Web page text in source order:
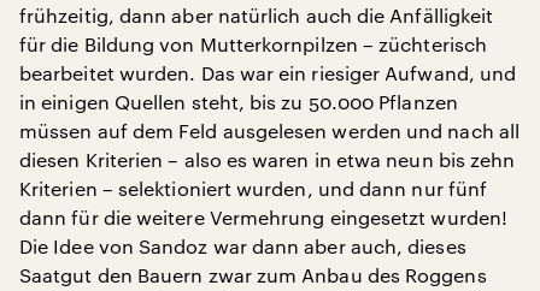
frühzeitig, dann aber natürlich auch die Anfälligkeit
für die Bildung von Mutterkornpilzen – züchterisch
bearbeitet wurden. Das war ein riesiger Aufwand, und
in einigen Quellen steht, bis zu 50.000 Pflanzen
müssen auf dem Feld ausgelesen werden und nach all
diesen Kriterien – also es waren in etwa neun bis zehn
Kriterien – selektioniert wurden, und dann nur fünf
dann für die weitere Vermehrung eingesetzt wurden!
Die Idee von Sandoz war dann aber auch, dieses
Saatgut den Bauern zwar zum Anbau des Roggens